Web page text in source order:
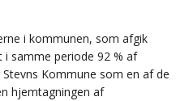
i kommunen, som afgik
i samme periode 92 % af
Kommune som en af de
hjemtagningen af